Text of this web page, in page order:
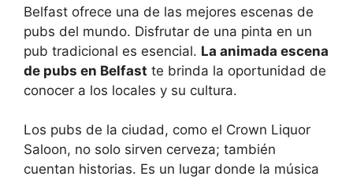
Belfast ofrece una de las mejores escenas de
pubs del mundo. Disfrutar de una pinta en un
pub tradicional es esencial. La animada escena
de pubs en Belfast te brinda la oportunidad de
conocer a los locales y su cultura.
Los pubs de la ciudad, como el Crown Liquor
Saloon, no solo sirven cerveza; también
cuentan historias. Es un lugar donde la música